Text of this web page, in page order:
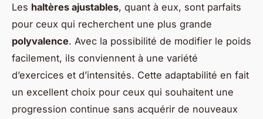
Les haltères ajustables, quant à eux, sont parfaits
pour ceux qui recherchent une plus grande
polyvalence. Avec la possibilité de modifier le poids
facilement, ils conviennent à une variété
d’exercices et d’intensités. Cette adaptabilité en fait
un excellent choix pour ceux qui souhaitent une
progression continue sans acquérir de nouveaux